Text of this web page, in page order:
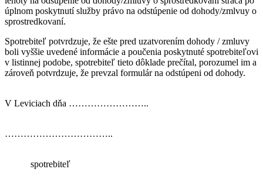
úplnom poskytnutí služby právo na odstúpenie od dohody/zmlvuy o
sprostredkovaní.
Spotrebiteľ potvrdzuje, že ešte pred uzatvorením dohody / zmluvy
boli vyššie uvedené informácie a poučenia poskytnuté spotrebiteľovi
v listinnej podobe, spotrebiteľ tieto dôklade prečítal, porozumel im a
zároveň potvrdzuje, že prevzal formulár na odstúpeni od dohody.
V Leviciach dňa ……………………..
……………………………..
spotrebiteľ